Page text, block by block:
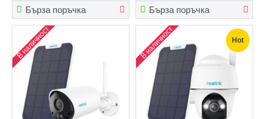
Бърза поръчка Бърза поръчка
В наличност Hot
В наличност